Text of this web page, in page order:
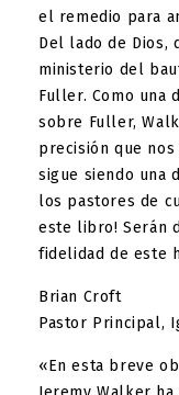
el remedio para
Del lado de Dios,
ministerio del
Fuller. Como una
sobre Fuller,
precisión que
sigue siendo una
los pastores de
este libro! Serán
fidelidad de este
Brian Croft
Pastor Principal,
«En esta breve